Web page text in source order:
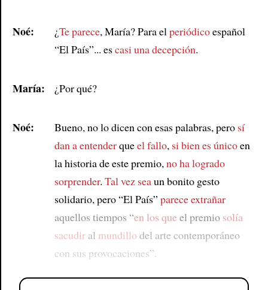
Noé: ¿Te parece, María? Para el periódicoespañol
“El País”... escasi una decepción.
María: ¿Por qué?
Noé: Bueno, no lo dicen con esas palabras, pero sí
dan a entenderqueel fallo, si bien es únicoen
la historia de este premio, no ha logrado
sorprender. Tal vez seaun bonito gesto
solidario, pero “El País” parece extrañar
aquellos tiempos “en los queel premio solía
sacudiral mundillo del arte contemporáneo
con sus provocaciones”.